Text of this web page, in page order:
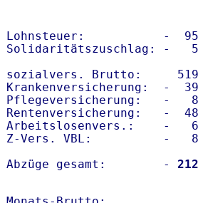
Lohnsteuer:           -
Solidaritätszuschlag: -
sozialvers. Brutto:
Krankenversicherung:  -
Pflegeversicherung:   -
Rentenversicherung:   -
Arbeitslosenvers.:    -
Z-Vers. VBL:          -
Abzüge gesamt:        -